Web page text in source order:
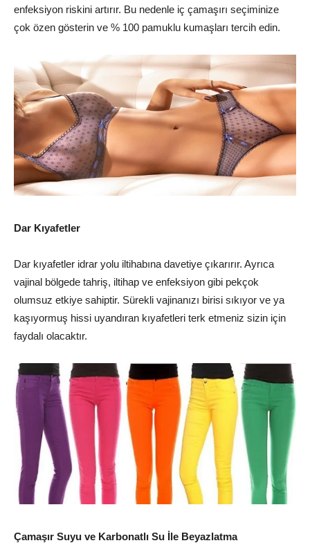
enfeksiyon riskini artırır. Bu nedenle iç çamaşırı seçiminize
çok özen gösterin ve % 100 pamuklu kumaşları tercih edin.
Dar Kıyafetler
Dar kıyafetler idrar yolu iltihabına davetiye çıkarırır. Ayrıca
vajinal bölgede tahriş, iltihap ve enfeksiyon gibi pekçok
olumsuz etkiye sahiptir. Sürekli vajinanızı birisi sıkıyor ve ya
kaşıyormuş hissi uyandıran kıyafetleri terk etmeniz sizin için
faydalı olacaktır.
Çamaşır Suyu ve Karbonatlı Su İle Beyazlatma